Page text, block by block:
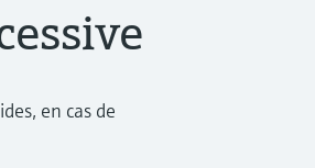
en cas de